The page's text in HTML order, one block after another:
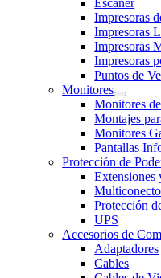
Escáner
Impresoras
Impresoras
Impresoras
Impresoras
Puntos de
Monitores
Monitores
Montajes
Monitores
Pantallas
Protección de
Extensiones
Protección
UPS
Accesorios de
Adaptadores
Cables